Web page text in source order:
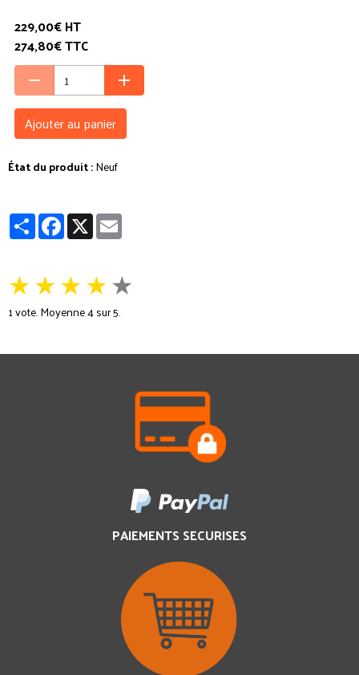
229,00€ HT
274,80€ TTC
Ajouter au panier
État du produit :Neuf
PartagerFacebook
X
★★★★★
1vote. Moyenne4sur 5.
PAIEMENTS SECURISES